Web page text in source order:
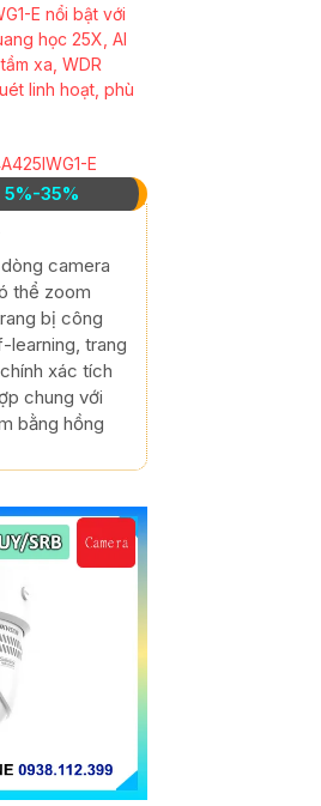
E
5%-35%
camera
thể zoom
bị công
learning, trang
xác tích
chung với
bằng hồng